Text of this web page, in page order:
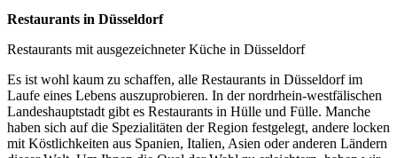
Restaurants in Düsseldorf
Restaurants mit ausgezeichneter Küche in Düsseldorf
Es ist wohl kaum zu schaffen, alle Restaurants in Düsseldorf im
Laufe eines Lebens auszuprobieren. In der nordrhein-westfälischen
Landeshauptstadt gibt es Restaurants in Hülle und Fülle. Manche
haben sich auf die Spezialitäten der Region festgelegt, andere locken
mit Köstlichkeiten aus Spanien, Italien, Asien oder anderen Ländern